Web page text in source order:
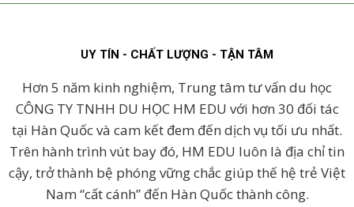
UY TÍN - CHẤT LƯỢNG - TẬN TÂM
Hơn 5 năm kinh nghiệm, Trung tâm tư vấn du học
CÔNG TY TNHH DU HỌC HM EDU với hơn 30 đối tác
tại Hàn Quốc và cam kết đem đến dịch vụ tối ưu nhất.
Trên hành trình vút bay đó, HM EDU luôn là địa chỉ tin
cậy, trở thành bệ phóng vững chắc giúp thế hệ trẻ Việt
Nam “cất cánh” đến Hàn Quốc thành công.